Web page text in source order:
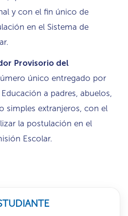
y con el fin único de
en el Sistema de
Provisorio del
único entregado por
a padres, abuelos,
simples extranjeros, con el
la postulación en el
Escolar.